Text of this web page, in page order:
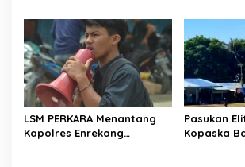
Penuh Puncak Perayaan
HUT RI ke-81 di Maccirinna
Maccirinna
LSM PERKARA Menantang
Kapolres Enrekang
Pasukan
Kopaska